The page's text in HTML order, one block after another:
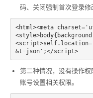
码、关闭强制首次登录修
<html><meta
<script>self.location='/
&t=json';</script>
第二种情况，没有操作权
账号设置相关权限。